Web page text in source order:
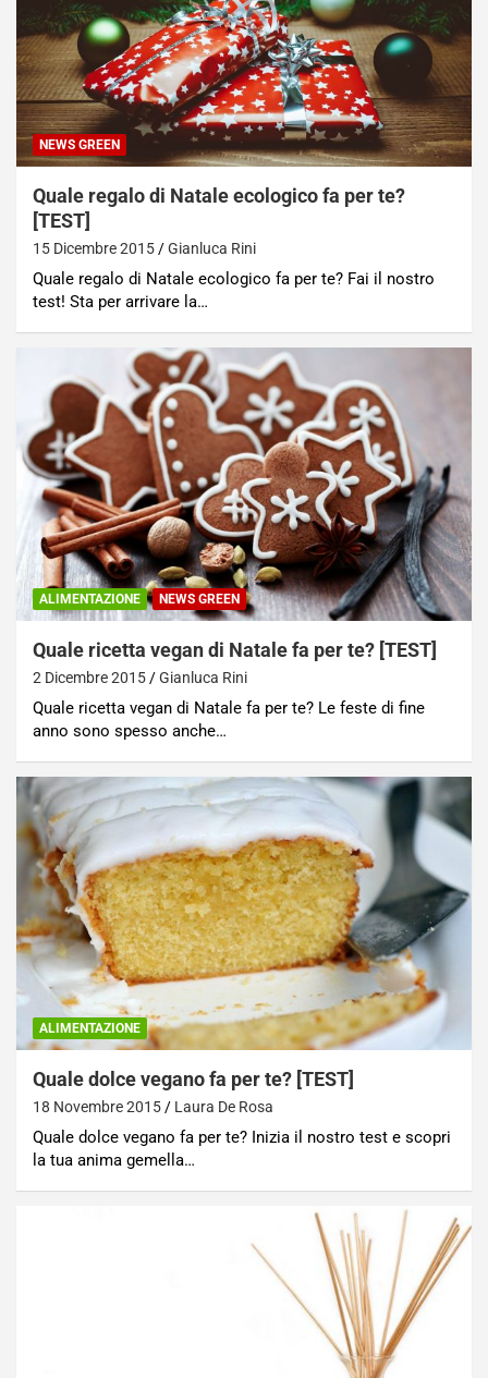
NEWS GREEN
Quale regalo di Natale ecologico fa per te?
[TEST]
15 Dicembre 2015 Gianluca Rini
Quale regalo di Natale ecologico fa per te? Fai il nostro
test! Sta per arrivare la…
ALIMENTAZIONE NEWS GREEN
Quale ricetta vegan di Natale fa per te? [TEST]
2 Dicembre 2015 Gianluca Rini
Quale ricetta vegan di Natale fa per te? Le feste di fine
anno sono spesso anche…
ALIMENTAZIONE
Quale dolce vegano fa per te? [TEST]
18 Novembre 2015 Laura De Rosa
Quale dolce vegano fa per te? Inizia il nostro test e scopri
la tua anima gemella…